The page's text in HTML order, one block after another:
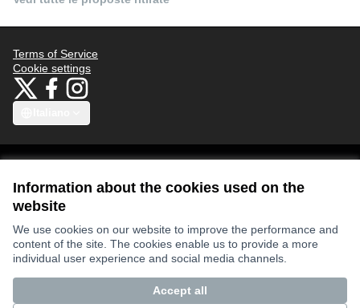
Information about the cookies used on the
website
We use cookies on our website to improve the performance and
content of the site. The cookies enable us to provide a more
individual user experience and social media channels.
Accept all
Terms of Service
Cookie settings
Bauhaus4Med at X
(Collegamento esterno)
Bauhaus4Med su Facebook
(Collegamento esterno)
Bauhaus4Med su Instagram
(Collegamento esterno)
and do not necessarily reflect those of the European Union or the
European Research Executive Agency. Neither the European Union nor
the granting authority can be held responsible for them.